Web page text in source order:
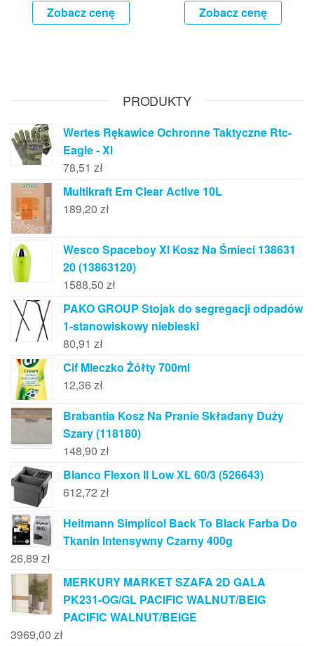
Zobacz cenę Zobacz cenę
PRODUKTY
Wertes Rękawice Ochronne Taktyczne Rtc-
Eagle - Xl
78,51 zł
Multikraft Em Clear Active 10L
189,20 zł
Wesco Spaceboy Xl Kosz Na Śmieci 138631
20 (13863120)
1588,50 zł
PAKO GROUP Stojak do segregacji odpadów
1-stanowiskowy niebieski
80,91 zł
Cif Mleczko Żółty 700ml
12,36 zł
Brabantia Kosz Na Pranie Składany Duży
Szary (118180)
148,90 zł
Blanco Flexon II Low XL 60/3 (526643)
612,72 zł
Heitmann Simplicol Back To Black Farba Do
Tkanin Intensywny Czarny 400g
26,89 zł
MERKURY MARKET SZAFA 2D GALA
PK231-OG/GL PACIFIC WALNUT/BEIG
PACIFIC WALNUT/BEIGE
3969,00 zł